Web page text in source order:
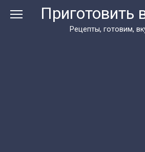
Приготовить
Рецепты, готовим,